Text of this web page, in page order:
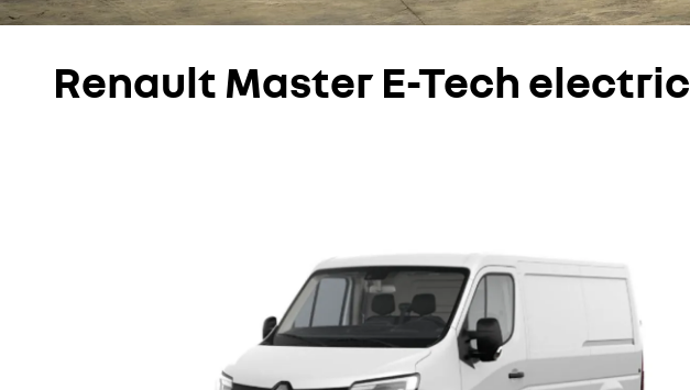
Renault Master E-Tech electric